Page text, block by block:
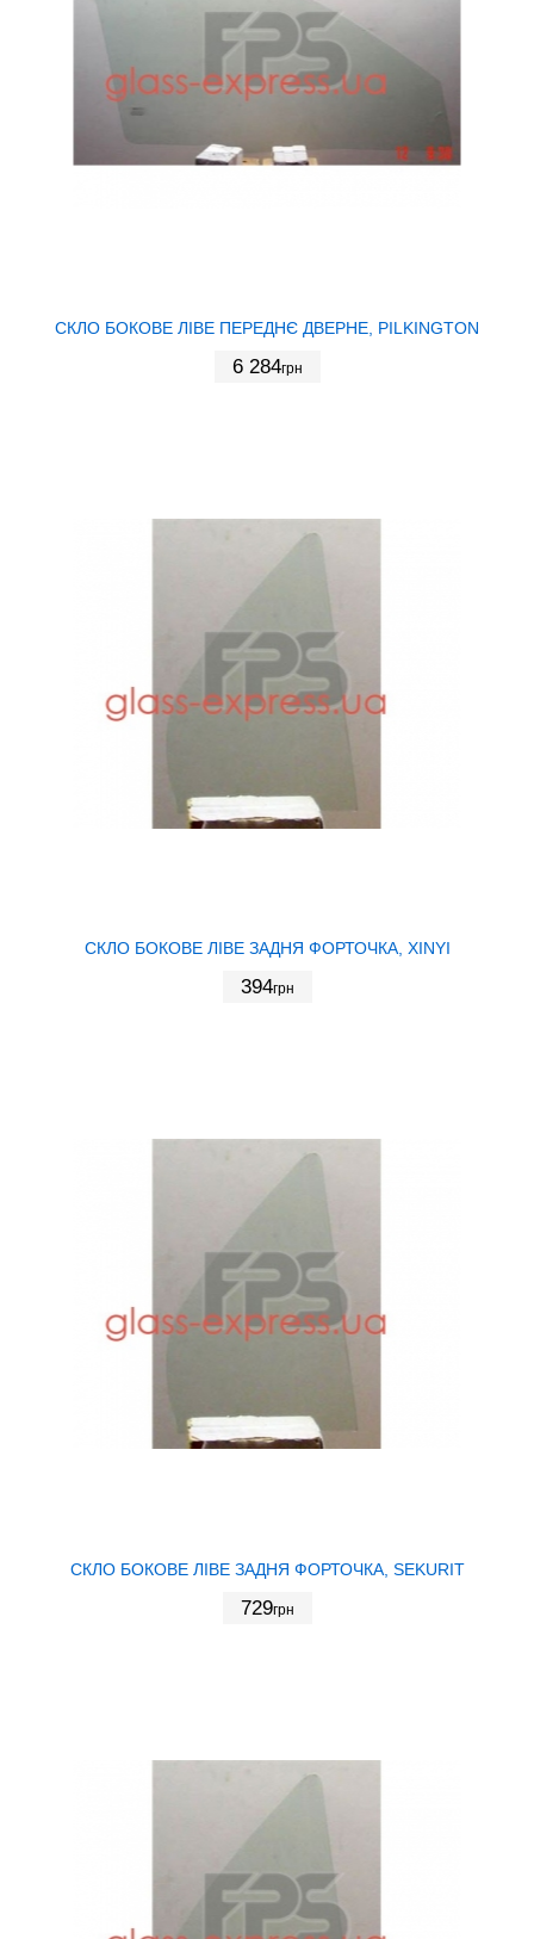
СКЛО БОКОВЕ ЛІВЕ ПЕРЕДНЄ ДВЕРНЕ, PILKINGTON
6 284грн
СКЛО БОКОВЕ ЛІВЕ ЗАДНЯ ФОРТОЧКА, XINYI
394грн
СКЛО БОКОВЕ ЛІВЕ ЗАДНЯ ФОРТОЧКА, SEKURIT
729грн